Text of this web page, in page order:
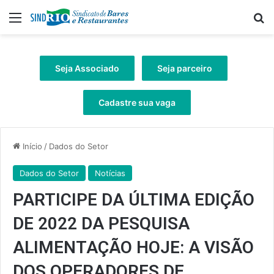
Menu
Seja Associado Seja parceiro
Cadastre sua vaga
Início / Dados do Setor
Dados do Setor Notícias
PARTICIPE DA ÚLTIMA EDIÇÃO
DE 2022 DA PESQUISA
ALIMENTAÇÃO HOJE: A VISÃO